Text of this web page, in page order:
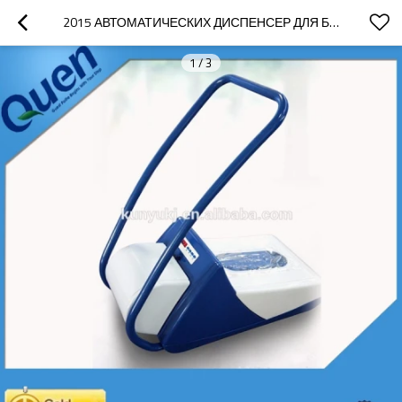
2015 АВТОМАТИЧЕСКИХ ДИСПЕНСЕР ДЛЯ БОЛЬНИЦЫ
1/3